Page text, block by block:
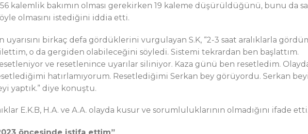
kalemlik bakımın olması gerekirken 19 kaleme düşürüldüğünü, bunu da
öyle olmasını istediğini iddia etti.
birkaç defa gördüklerini vurgulayan S.K, “2-3 saat aralıklarla
ilettim, o da gergiden olabileceğini söyledi. Sistemi tekrardan ben başlattım.
ve resetlenince uyarılar siliniyor. Kaza günü ben resetledim.
hatırlamıyorum. Resetlediğimi Serkan bey görüyordu. Serkan
yaptık.” diye konuştu.
E.K.B, H.A. ve A.A. olayda kusur ve sorumluluklarının olmadığını ifade etti.